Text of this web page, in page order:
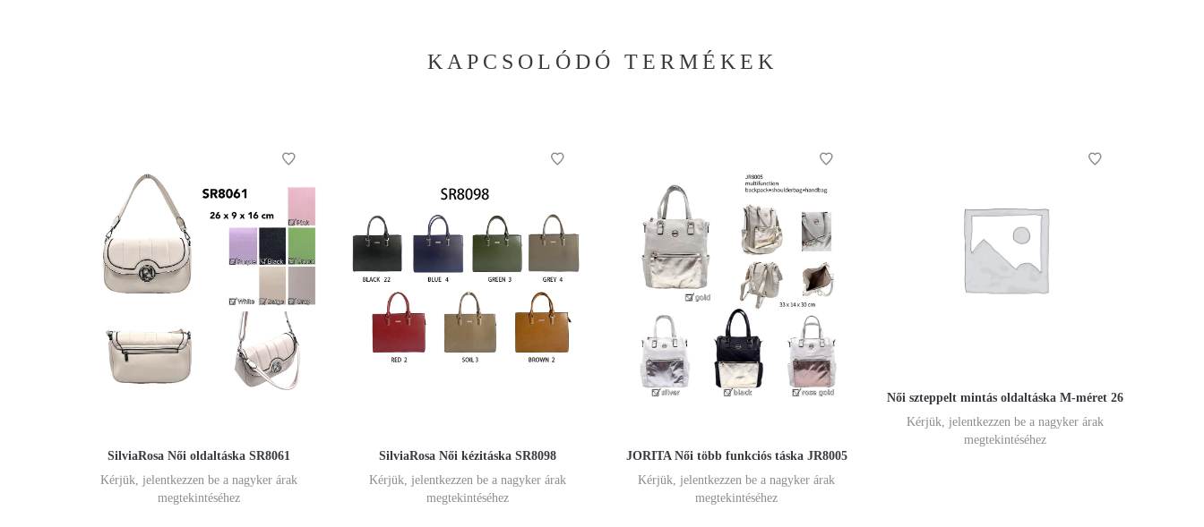
KAPCSOLÓDÓ TERMÉKEK
SilviaRosa Női oldaltáska SR8061
Kérjük, jelentkezzen be a nagyker árak
megtekintéséhez
SilviaRosa Női kézitáska SR8098
Kérjük, jelentkezzen be a nagyker árak
megtekintéséhez
JORITA Női több funkciós táska JR8005
Kérjük, jelentkezzen be a nagyker árak
megtekintéséhez
Női szteppelt mintás oldaltáska M-méret 26
Kérjük, jelentkezzen be a nagyker árak
megtekintéséhez